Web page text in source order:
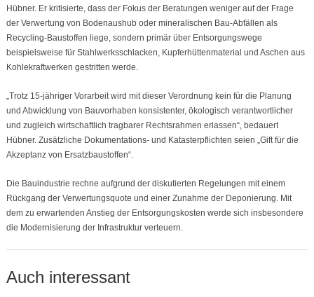
Hübner. Er kritisierte, dass der Fokus der Beratungen weniger auf der Frage
der Verwertung von Bodenaushub oder mineralischen Bau-Abfällen als
Recycling-Baustoffen liege, sondern primär über Entsorgungswege
beispielsweise für Stahlwerksschlacken, Kupferhüttenmaterial und Aschen aus
Kohlekraftwerken gestritten werde.
„Trotz 15-jähriger Vorarbeit wird mit dieser Verordnung kein für die Planung
und Abwicklung von Bauvorhaben konsistenter, ökologisch verantwortlicher
und zugleich wirtschaftlich tragbarer Rechtsrahmen erlassen“, bedauert
Hübner. Zusätzliche Dokumentations- und Katasterpflichten seien „Gift für die
Akzeptanz von Ersatzbaustoffen“.
Die Bauindustrie rechne aufgrund der diskutierten Regelungen mit einem
Rückgang der Verwertungsquote und einer Zunahme der Deponierung. Mit
dem zu erwartenden Anstieg der Entsorgungskosten werde sich insbesondere
die Modernisierung der Infrastruktur verteuern.
Auch interessant